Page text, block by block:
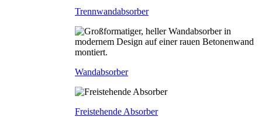
Trennwandabsorber
Wandabsorber
Freistehende Absorber